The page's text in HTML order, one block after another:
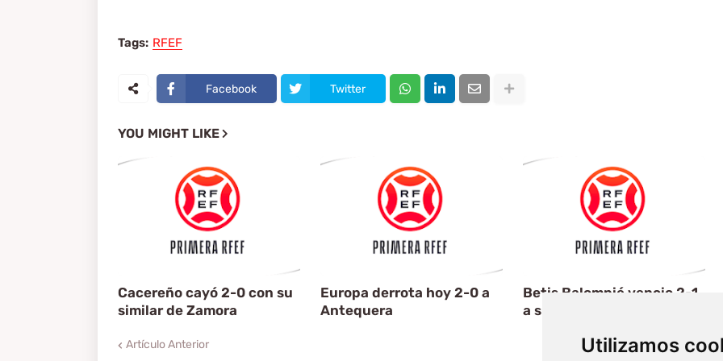
Utilizamos
Tags: RFEF
Facebook Twitter
YOU MIGHT LIKE
Cacereño cayó 2-0 con su
similar de Zamora
Europa derrota hoy 2-0 a
Antequera
Betis Balompié vencio 2-1
a su similar de Alcorcón
Artículo Anterior Artículo Siguiente